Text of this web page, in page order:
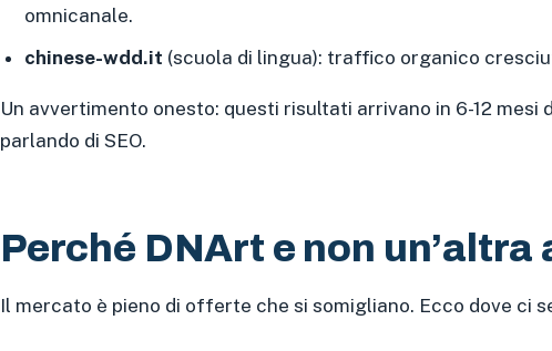
omnicanale.
chinese-wdd.it (scuola di lingua): traffico organico
Un avvertimento onesto: questi risultati arrivano in 6-12
parlando di SEO.
Perché DNArt e non un’altra
Il mercato è pieno di offerte che si somigliano. Ecco dove ci